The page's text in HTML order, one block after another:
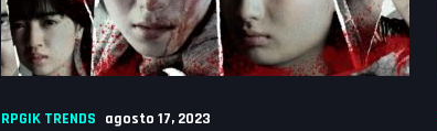
RPGIK TRENDS agosto 17, 2023